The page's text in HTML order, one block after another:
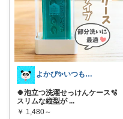
よかぴ✨いつも感謝です💖😊💖
🍀泡立つ洗濯せっけんケース🫧
スリムな縦型が ...
￥ 1,480～